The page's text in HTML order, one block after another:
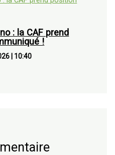
: la CAF prend
!
10:40